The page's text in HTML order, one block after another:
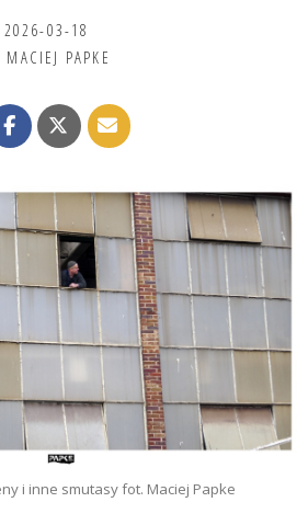
2026-03-18
MACIEJ PAPKE
i inne smutasy fot. Maciej Papke